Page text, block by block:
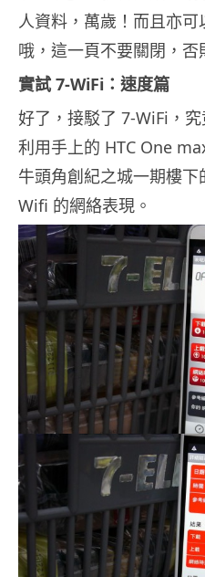
人資料，萬歲！而且亦
哦，這一頁不要關閉，否
實試 7-WiFi：速度篇
好了，接駁了 7-WiFi，
利用手上的 HTC One
牛頭角創紀之城一期樓
Wifi 的網絡表現。